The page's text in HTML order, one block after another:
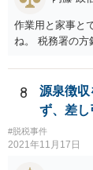
作業用と家事と
ね。 税務署の方
8
源泉徴収
ず、差し
#脱税事件
2021年11月17日